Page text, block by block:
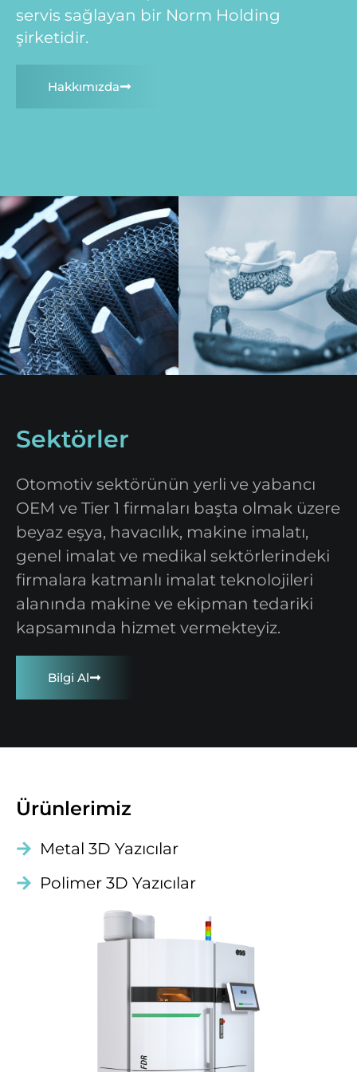
servis sağlayan bir Norm Holding
şirketidir.
Hakkımızda
Sektörler
Otomotiv sektörünün yerli ve yabancı
OEM ve Tier 1 firmaları başta olmak üzere
beyaz eşya, havacılık, makine imalatı,
genel imalat ve medikal sektörlerindeki
firmalara katmanlı imalat teknolojileri
alanında makine ve ekipman tedariki
kapsamında hizmet vermekteyiz.
Bilgi Al
Ürünlerimiz
Metal 3D Yazıcılar
Polimer 3D Yazıcılar